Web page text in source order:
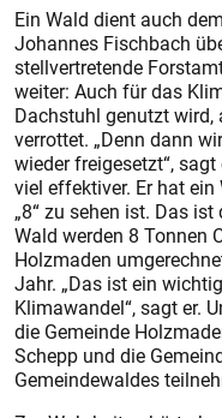
Ein Wald dient auch
Johannes Fischbach
stellvertretende
weiter: Auch für das
Dachstuhl genutzt wird,
verrottet. „Denn dann
wieder freigesetzt“,
viel effektiver. Er hat
„8“ zu sehen ist. Das
Wald werden 8 Tonnen
Holzmaden
Jahr. „Das ist ein
Klimawandel“, sagt er.
die Gemeinde
Schepp und die
Gemeindewaldes